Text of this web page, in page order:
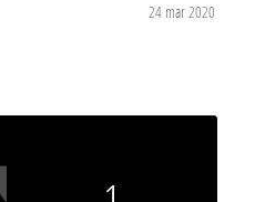
24 mar 2020